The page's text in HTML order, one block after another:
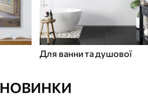
Для ванни та душової
НОВИНКИ